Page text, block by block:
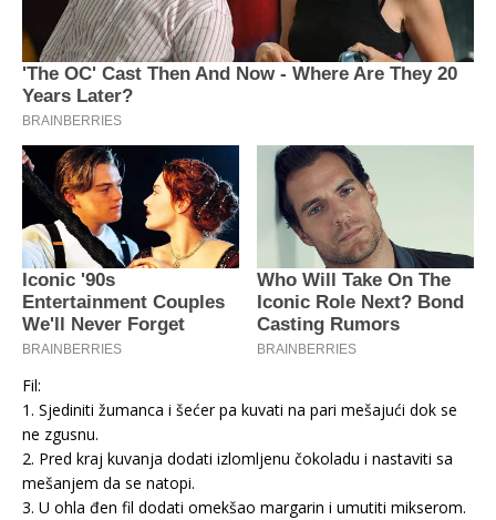
Fil:
1. Sjediniti žumanca i šećer pa kuvati na pari mešajući dok se
ne zgusnu.
2. Pred kraj kuvanja dodati izlomljenu čokoladu i nastaviti sa
mešanjem da se natopi.
3. U ohla đen fil dodati omekšao margarin i umutiti mikserom.